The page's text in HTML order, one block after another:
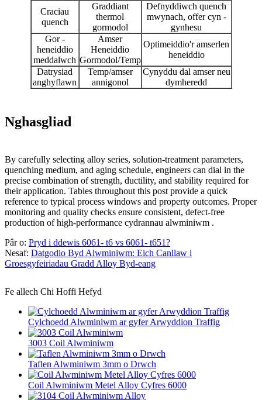
Craciau
quench
Graddiant
thermol
gormodol
Defnyddiwch quench
mwynach, offer cyn -
gynhesu
Gor -
heneiddio
meddalwch
Amser
Heneiddio
Gormodol/Temp
Optimeiddio'r amserlen
heneiddio
Datrysiad
anghyflawn
Temp/amser
annigonol
Cynyddu dal amser neu
dymheredd
Nghasgliad
By carefully selecting alloy series, solution‑treatment parameters,
quenching medium, and aging schedule, engineers can dial in the
precise combination of strength, ductility, and stability required for
their application. Tables throughout this post provide a quick
reference to typical process windows and property outcomes. Proper
monitoring and quality checks ensure consistent, defect‑free
production of high‑performance cydrannau alwminiwm .
Pâr o: Pryd i ddewis 6061- t6 vs 6061- t651?
Nesaf: Datgodio Byd Alwminiwm: Eich Canllaw i
Groesgyfeiriadau Gradd Alloy Byd-eang
Fe allech Chi Hoffi Hefyd
Cylchoedd Alwminiwm ar gyfer Arwyddion Traffig
3003 Coil Alwminiwm
Taflen Alwminiwm 3mm o Drwch
Coil Alwminiwm Metel Alloy Cyfres 6000